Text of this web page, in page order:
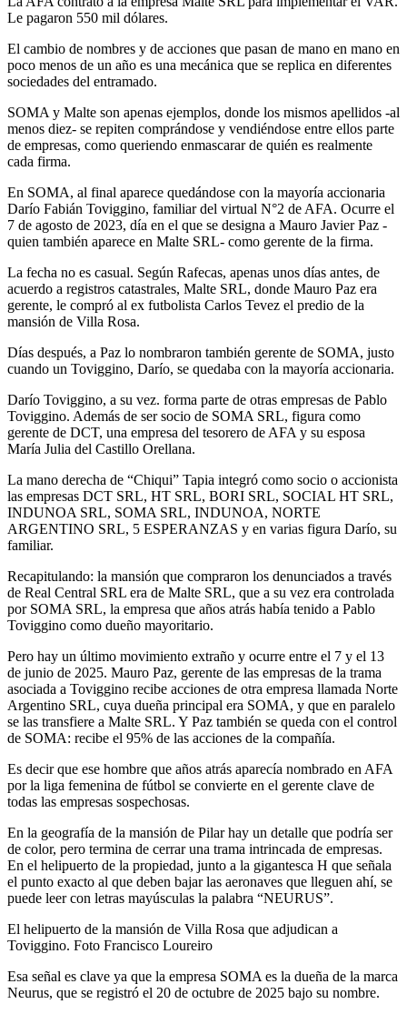
Le pagaron 550 mil dólares.
El cambio de nombres y de acciones que pasan de mano en mano en
poco menos de un año es una mecánica que se replica en diferentes
sociedades del entramado.
SOMA y Malte son apenas ejemplos, donde los mismos apellidos -al
menos diez- se repiten comprándose y vendiéndose entre ellos parte
de empresas, como queriendo enmascarar de quién es realmente
cada firma.
En SOMA, al final aparece quedándose con la mayoría accionaria
Darío Fabián Toviggino, familiar del virtual N°2 de AFA. Ocurre el
7 de agosto de 2023, día en el que se designa a Mauro Javier Paz -
quien también aparece en Malte SRL- como gerente de la firma.
La fecha no es casual. Según Rafecas, apenas unos días antes, de
acuerdo a registros catastrales, Malte SRL, donde Mauro Paz era
gerente, le compró al ex futbolista Carlos Tevez el predio de la
mansión de Villa Rosa.
Días después, a Paz lo nombraron también gerente de SOMA, justo
cuando un Toviggino, Darío, se quedaba con la mayoría accionaria.
Darío Toviggino, a su vez. forma parte de otras empresas de Pablo
Toviggino. Además de ser socio de SOMA SRL, figura como
gerente de DCT, una empresa del tesorero de AFA y su esposa
María Julia del Castillo Orellana.
La mano derecha de “Chiqui” Tapia integró como socio o accionista
las empresas DCT SRL, HT SRL, BORI SRL, SOCIAL HT SRL,
INDUNOA SRL, SOMA SRL, INDUNOA, NORTE
ARGENTINO SRL, 5 ESPERANZAS y en varias figura Darío, su
familiar.
Recapitulando: la mansión que compraron los denunciados a través
de Real Central SRL era de Malte SRL, que a su vez era controlada
por SOMA SRL, la empresa que años atrás había tenido a Pablo
Toviggino como dueño mayoritario.
Pero hay un último movimiento extraño y ocurre entre el 7 y el 13
de junio de 2025. Mauro Paz, gerente de las empresas de la trama
asociada a Toviggino recibe acciones de otra empresa llamada Norte
Argentino SRL, cuya dueña principal era SOMA, y que en paralelo
se las transfiere a Malte SRL. Y Paz también se queda con el control
de SOMA: recibe el 95% de las acciones de la compañía.
Es decir que ese hombre que años atrás aparecía nombrado en AFA
por la liga femenina de fútbol se convierte en el gerente clave de
todas las empresas sospechosas.
En la geografía de la mansión de Pilar hay un detalle que podría ser
de color, pero termina de cerrar una trama intrincada de empresas.
En el helipuerto de la propiedad, junto a la gigantesca H que señala
el punto exacto al que deben bajar las aeronaves que lleguen ahí, se
puede leer con letras mayúsculas la palabra “NEURUS”.
El helipuerto de la mansión de Villa Rosa que adjudican a
Toviggino. Foto Francisco Loureiro
Esa señal es clave ya que la empresa SOMA es la dueña de la marca
Neurus, que se registró el 20 de octubre de 2025 bajo su nombre.